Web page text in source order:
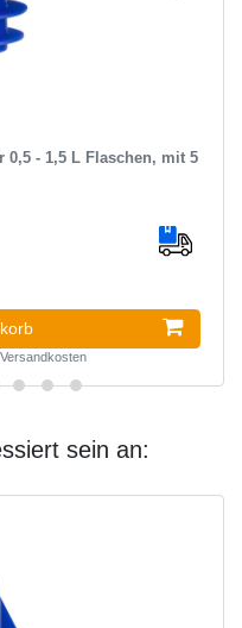
0,5 - 1,5 L Flaschen, mit 5
Versandkosten
sein an: